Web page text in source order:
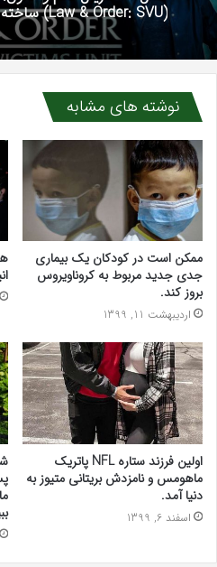
(Law & Order: SVU) ساخته می شود
نوشته های مشابه
ممکن است در کودکان یک بیماری
جدی جدید مربوط به کروناویروس
بروز کند.
اردیبهشت 11, 1399
اولین فرزند ستاره NFL پاتریک
ماهومس و نامزدش بریتانی متیوز به
دنیا آمد.
اسفند 6, 1399